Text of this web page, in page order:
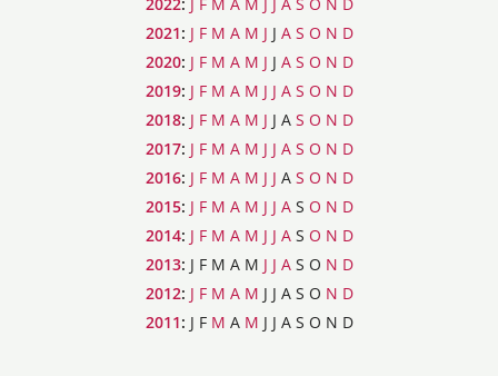
2021: J F M A M J J A S O N D
2020: J F M A M J J A S O N D
2019: J F M A M J J A S O N D
2018: J F M A M J J A S O N D
2017: J F M A M J J A S O N D
2016: J F M A M J J A S O N D
2015: J F M A M J J A S O N D
2014: J F M A M J J A S O N D
2013: J F M A M J J A S O N D
2012: J F M A M J J A S O N D
2011: J F M A M J J A S O N D